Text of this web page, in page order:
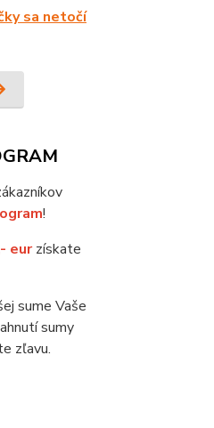
sa netočí
!
eurzískate
sume Vaše
sumy
zľavu.